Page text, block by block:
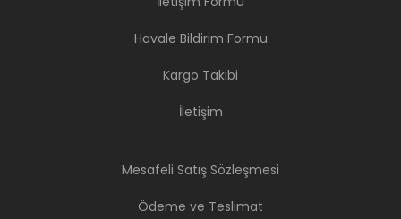
Havale Bildirim Formu
Kargo Takibi
İletişim
Mesafeli Satış Sözleşmesi
Ödeme ve Teslimat